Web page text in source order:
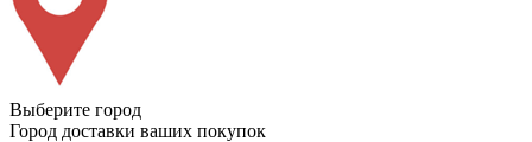
Выберите город
Город доставки ваших покупок